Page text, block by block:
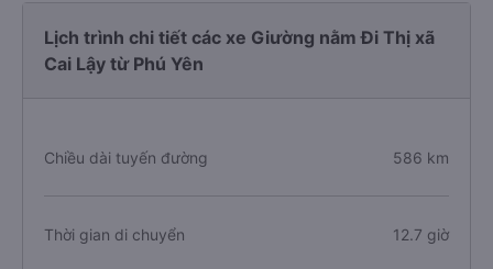
Lịch trình chi tiết các xe Giường nằm Đi Thị xã
Cai Lậy từ Phú Yên
Chiều dài tuyến đường 586 km
Thời gian di chuyển 12.7 giờ